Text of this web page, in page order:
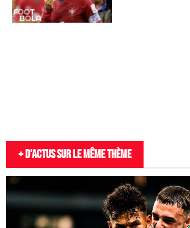
+ D'actus sur le même thème